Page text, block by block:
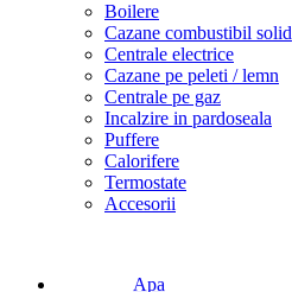
Boilere
Cazane combustibil solid
Centrale electrice
Cazane pe peleti / lemn
Centrale pe gaz
Incalzire in pardoseala
Puffere
Calorifere
Termostate
Accesorii
Apa